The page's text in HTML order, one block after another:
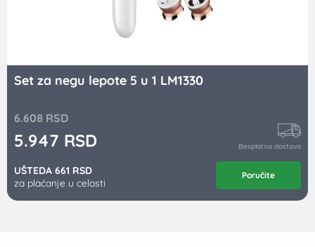
Set za negu lepote 5 u 1 LM1330
6.608 RSD
5.947 RSD Besplatna dostava
UŠTEDA 661 RSD
za plaćanje u celosti
Poručite